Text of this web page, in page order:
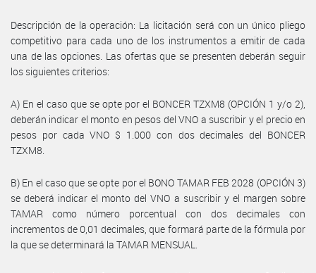
Descripción de la operación: La licitación será con un único pliego
competitivo para cada uno de los instrumentos a emitir de cada
una de las opciones. Las ofertas que se presenten deberán seguir
los siguientes criterios:
A) En el caso que se opte por el BONCER TZXM8 (OPCIÓN 1 y/o 2),
deberán indicar el monto en pesos del VNO a suscribir y el precio en
pesos por cada VNO $ 1.000 con dos decimales del BONCER
TZXM8.
B) En el caso que se opte por el BONO TAMAR FEB 2028 (OPCIÓN 3)
se deberá indicar el monto del VNO a suscribir y el margen sobre
TAMAR como número porcentual con dos decimales con
incrementos de 0,01 decimales, que formará parte de la fórmula por
la que se determinará la TAMAR MENSUAL.